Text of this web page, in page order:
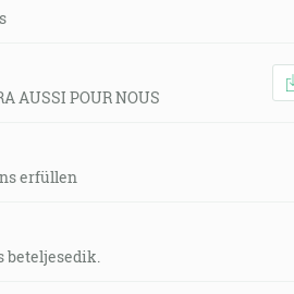
AUSSI POUR NOUS
erfüllen
beteljesedik.